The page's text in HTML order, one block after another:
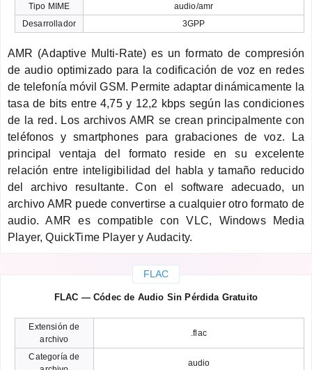
Tipo MIME
audio/amr
Desarrollador
3GPP
AMR (Adaptive Multi-Rate) es un formato de compresión
de audio optimizado para la codificación de voz en redes
de telefonía móvil GSM. Permite adaptar dinámicamente la
tasa de bits entre 4,75 y 12,2 kbps según las condiciones
de la red. Los archivos AMR se crean principalmente con
teléfonos y smartphones para grabaciones de voz. La
principal ventaja del formato reside en su excelente
relación entre inteligibilidad del habla y tamaño reducido
del archivo resultante. Con el software adecuado, un
archivo AMR puede convertirse a cualquier otro formato de
audio. AMR es compatible con VLC, Windows Media
Player, QuickTime Player y Audacity.
FLAC
FLAC — Códec de Audio Sin Pérdida Gratuito
Extensión de
archivo
.flac
Categoría de
audio